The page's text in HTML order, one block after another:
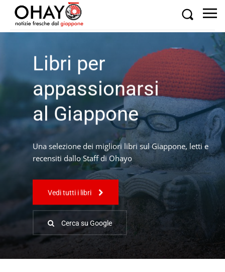
Libri per
appassionarsi
al Giappone
Una selezione dei migliori libri sul Giappone, letti e
recensiti dallo Staff di Ohayo
Vedi tutti i libri
Cerca su Google